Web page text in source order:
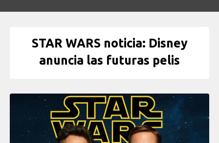
STAR WARS noticia: Disney
anuncia las futuras pelis